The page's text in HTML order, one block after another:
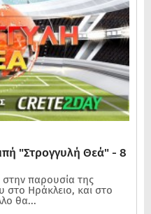
"Στρογγυλή Θεά" - 8
παρουσία της
Ηράκλειο, και στο
θα...